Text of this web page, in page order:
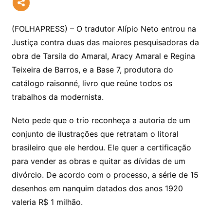
(FOLHAPRESS) – O tradutor Alípio Neto entrou na
Justiça contra duas das maiores pesquisadoras da
obra de Tarsila do Amaral, Aracy Amaral e Regina
Teixeira de Barros, e a Base 7, produtora do
catálogo raisonné, livro que reúne todos os
trabalhos da modernista.
Neto pede que o trio reconheça a autoria de um
conjunto de ilustrações que retratam o litoral
brasileiro que ele herdou. Ele quer a certificação
para vender as obras e quitar as dívidas de um
divórcio. De acordo com o processo, a série de 15
desenhos em nanquim datados dos anos 1920
valeria R$ 1 milhão.